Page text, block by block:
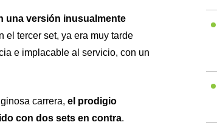
una versión inusualmente
el tercer set, ya era muy tarde
e implacable al servicio, con un
carrera, el prodigio
con dos sets en contra.